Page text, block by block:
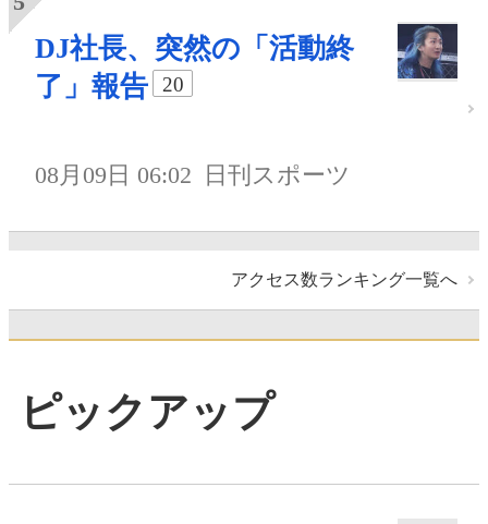
DJ社長、突然の「活動終
了」報告
20
08月09日 06:02 日刊スポーツ
アクセス数ランキング一覧へ
ピックアップ